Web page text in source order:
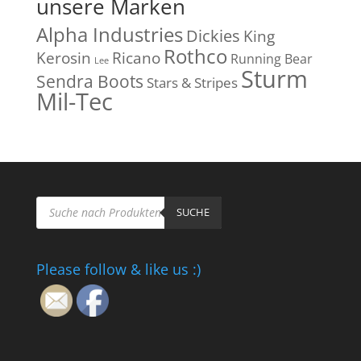
unsere Marken
Alpha Industries Dickies King
Kerosin Lee Ricano Rothco Running Bear
Sendra Boots Stars & Stripes Sturm
Mil-Tec
Products
search SUCHE
Please follow & like us :)